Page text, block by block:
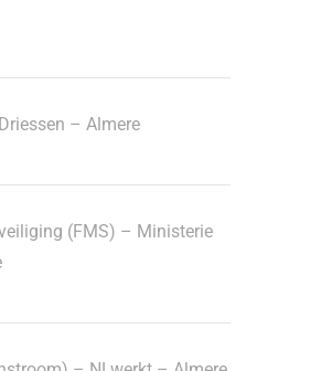
– Almere
(FMS) – Ministerie